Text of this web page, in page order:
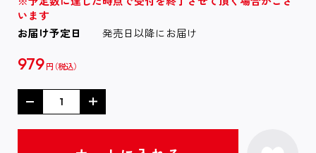
います
お届け予定日
発売日以降にお届け
979 円